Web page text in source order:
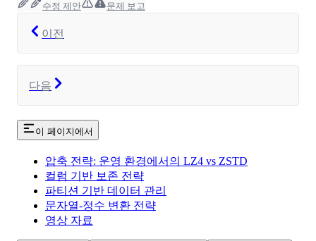
수정 제안 문제 보고
이전
다음
이 페이지에서
압축 전략: 운영 환경에서의 LZ4 vs ZSTD
컬럼 기반 보존 전략
파티션 기반 데이터 관리
문자열-정수 변환 전략
영상 자료